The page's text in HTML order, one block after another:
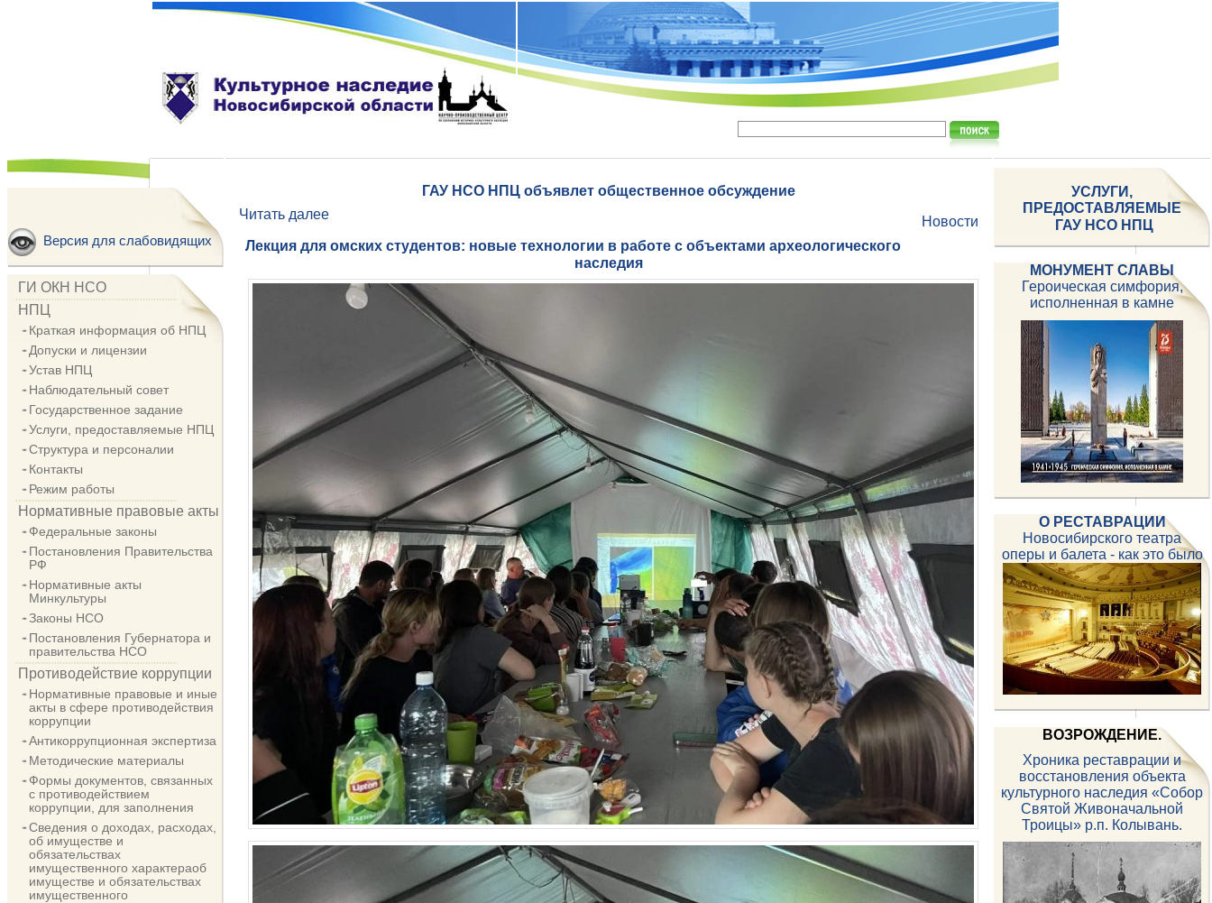
Версия для слабовидящих
ГИ ОКН НСО
НПЦ
Краткая информация об НПЦ
Допуски и лицензии
Устав НПЦ
Наблюдательный совет
Государственное задание
Услуги, предоставляемые НПЦ
Структура и персоналии
Контакты
Режим работы
Нормативные правовые акты
Федеральные законы
Постановления Правительства
РФ
Нормативные акты
Минкультуры
Законы НСО
Постановления Губернатора и
правительства НСО
Противодействие коррупции
Нормативные правовые и иные
акты в сфере противодействия
коррупции
Антикоррупционная экспертиза
Методические материалы
Формы документов, связанных
с противодействием
коррупции, для заполнения
Сведения о доходах, расходах,
об имуществе и
обязательствах
имущественного характераоб
имуществе и обязательствах
имущественного
ГАУ НСО НПЦ объявлет общественное обсуждение
Новости
Читать далее
Лекция для омских студентов: новые технологии в работе с объектами археологического
наследия
УСЛУГИ,
ПРЕДОСТАВЛЯЕМЫЕ
ГАУ НСО НПЦ
МОНУМЕНТ СЛАВЫ
Героическая симфория,
исполненная в камне
О РЕСТАВРАЦИИ
Новосибирского театра
оперы и балета - как это было
ВОЗРОЖДЕНИЕ.
Хроника реставрации и
восстановления объекта
культурного наследия «Собор
Святой Живоначальной
Троицы» р.п. Колывань.